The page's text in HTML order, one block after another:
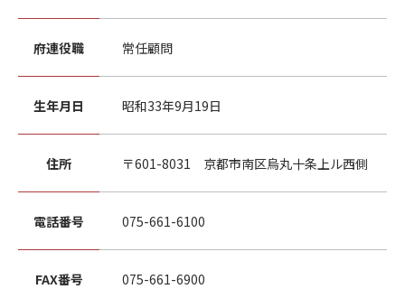
府連役職 常任顧問
生年月日 昭和33年9月19日
住所 〒601-8031 京都市南区烏丸十条上ル西側
電話番号 075-661-6100
FAX番号 075-661-6900